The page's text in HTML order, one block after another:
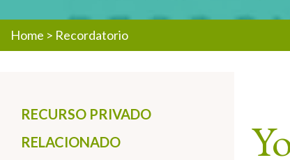
Home > Recordatorio
RECURSO PRIVADO
RELACIONADO